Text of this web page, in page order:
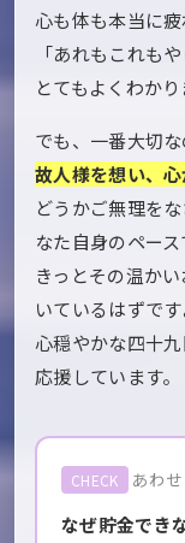
心も体も本当に疲
「あれもこれも
とてもよくわかり
でも、一番大切
故人様を想い、
どうかご無理を
なた自身のペー
きっとその温か
いているはずです
心穏やかな四十
応援しています。
CHECK あわ
なぜ貯金でき